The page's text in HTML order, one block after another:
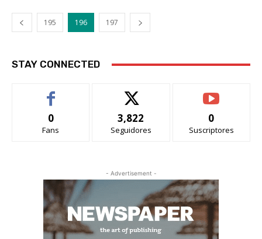
195 196 197
STAY CONNECTED
0
Fans
3,822
Seguidores
0
Suscriptores
- Advertisement -